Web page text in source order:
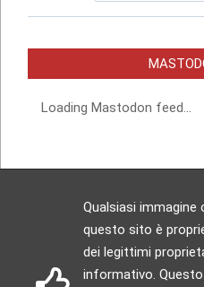
Loading Mastodon feed...
Qualsiasi immagine
questo sito è
dei legittimi
informativo.